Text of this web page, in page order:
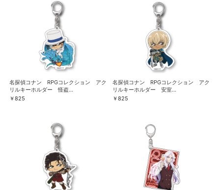
名探偵コナン RPGコレクション アク
リルキーホルダー 怪盗...
￥825
名探偵コナン RPGコレクション アク
リルキーホルダー 安室...
￥825